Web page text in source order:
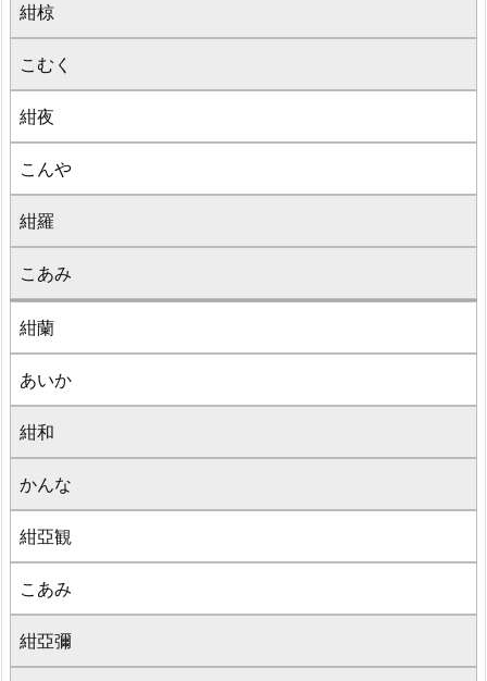
紺椋
こむく
紺夜
こんや
紺羅
こあみ
紺蘭
あいか
紺和
かんな
紺亞観
こあみ
紺亞彌